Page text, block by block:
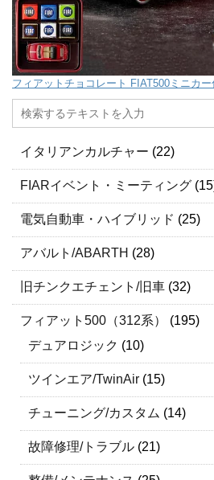
フィアットチョコレート FIAT500ミニカー
イタリアンカルチャー (22)
FIARイベント・ミーティング
電気自動車・ハイブリッド (25)
アバルト/ABARTH (28)
旧チンクエチェント/旧車 (32)
フィアット500（312系）
(195)
デュアロジック (10)
ツインエア/TwinAir (15)
チューニング/カスタム (14)
故障修理/トラブル (21)